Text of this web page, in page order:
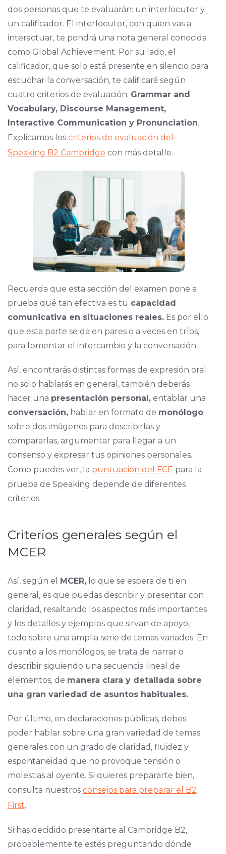
dos personas que te evaluarán: un interlocutor y
un calificador. El interlocutor, con quien vas a
interactuar, te pondrá una nota general conocida
como Global Achievement. Por su lado, el
calificador, que solo está presente en silencio para
escuchar la conversación, te calificará según
cuatro criterios de evaluación: Grammar and
Vocabulary, Discourse Management,
Interactive Communication y Pronunciation.
Explicamos los criterios de evaluación del
Speaking B2 Cambridge con más detalle.
Recuerda que esta sección del examen pone a
prueba qué tan efectiva es tu capacidad
comunicativa en situaciones reales.Es por ello
que esta parte se da en pares o a veces en tríos,
para fomentar el intercambio y la conversación.
Así, encontrarás distintas formas de expresión oral:
no solo hablarás en general, también deberás
hacer una presentación personal,entablar una
conversación,hablar en formato de monólogo
sobre dos imágenes para describirlas y
compararlas, argumentar para llegar a un
consenso y expresar tus opiniones personales.
Como puedes ver, la puntuación del FCE para la
prueba de Speaking depende de diferentes
criterios.
Criterios generales según el
MCER
Así, según el MCER,lo que se espera de ti en
general, es que puedas describir y presentar con
claridad, resaltando los aspectos más importantes
y los detalles y ejemplos que sirvan de apoyo,
todo sobre una amplia serie de temas variados. En
cuanto a los monólogos, se trata de narrar o
describir siguiendo una secuencia lineal de
elementos, de manera clara y detallada sobre
una gran variedad de asuntos habituales.
Por último, en declaraciones públicas, debes
poder hablar sobre una gran variedad de temas
generales con un grado de claridad, fluidez y
espontaneidad que no provoque tensión o
molestias al oyente. Si quieres prepararte bien,
consulta nuestros consejos para preparar el B2
First.
Si has decidido presentarte al Cambridge B2,
probablemente te estés preguntando dónde